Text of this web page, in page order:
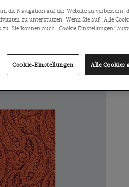
die Navigation auf der Website zu verbessern,
zu unterstützen. Wenn Sie auf „Alle
zu. Sie können auch „Cookie Einstellungen“
Cookie-Einstellungen Alle Cookies